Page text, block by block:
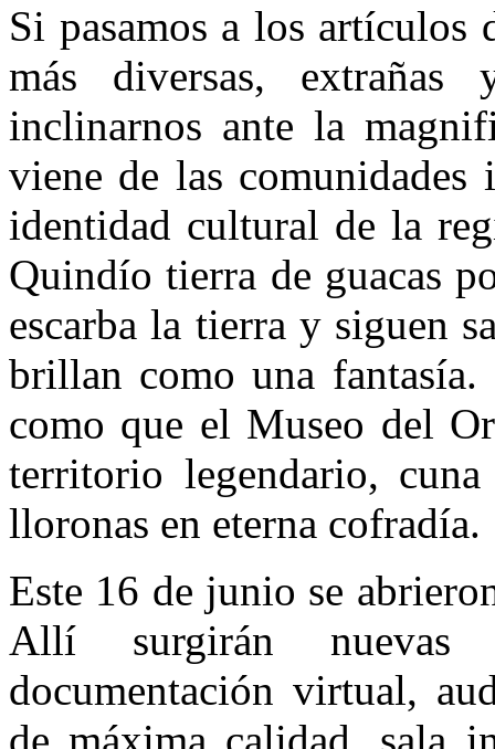
Si pasamos a los artículos
más diversas, extrañas
inclinarnos ante la
viene de las comunidades
identidad cultural de la
Quindío tierra de guacas
escarba la tierra y siguen
brillan como una
como que el Museo del
territorio legendario,
lloronas en eterna cofradía.
Este 16 de junio se
Allí surgirán nuevas
documentación virtual,